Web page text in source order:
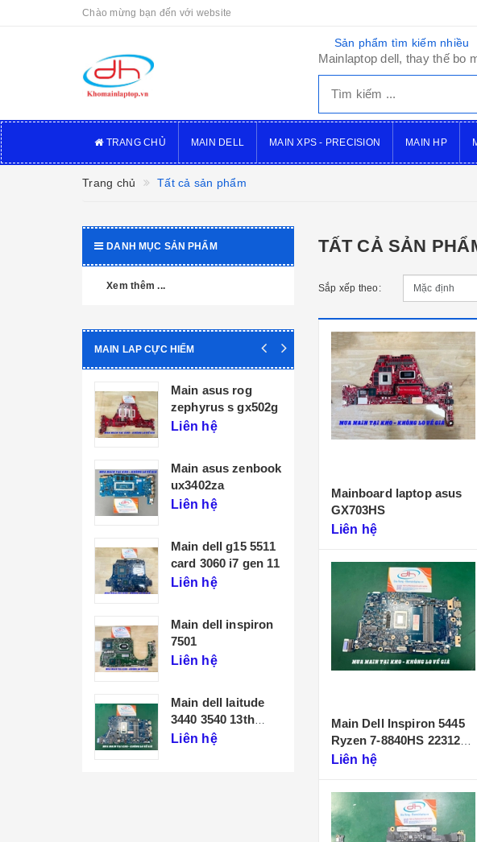
Chào mừng bạn đến với website
Sản phẩm tìm kiếm nhiều
Mainlaptop dell, thay thế bo
TRANG CHỦ MAIN DELL MAIN XPS - PRECISION MAIN HP
Trang chủ Tất cả sản phẩm
TẤT CẢ SẢN
Sắp xếp theo:
Mainboard laptop asus
GX703HS
Liên hệ
Main Dell Inspiron 5445
Ryzen 7-8840HS 223125-
1Liên hệ
DANH MỤC SẢN PHẨM
Xem thêm ...
MAIN LAP CỰC HIẾM
Main asus rog
zephyrus s gx502g
Liên hệ
Main asus zenbook
ux3402za
Liên hệ
Main dell g15 5511
card 3060 i7 gen 11
Liên hệ
Main dell inspiron
7501
Liên hệ
Main dell laitude
3440 3540 13th
213247-1
Liên hệ
Main dell xps
core i5 i7 th12 la-
l071p
Liên hệ
Liên hệ